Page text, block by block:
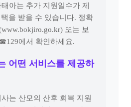
아는 추가 지원일수가 제
을 받을 수 있습니다. 정확
또는 보
에서 확인하세요.
어떤 서비스를 제공하
는 산모의 산후 회복 지원